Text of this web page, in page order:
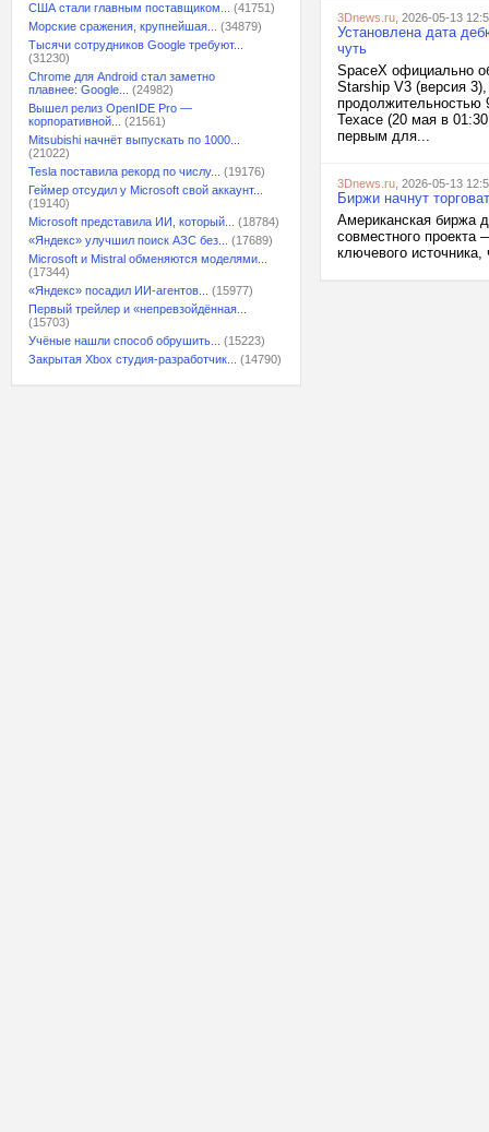
США стали главным поставщиком...
(41751)
Морские сражения, крупнейшая...
(34879)
Тысячи сотрудников Google требуют...
(31230)
Chrome для Android стал заметно
плавнее: Google...
(24982)
Вышел релиз OpenIDE Pro —
корпоративной...
(21561)
Mitsubishi начнёт выпускать по 1000...
(21022)
Tesla поставила рекорд по числу...
(19176)
Геймер отсудил у Microsoft свой аккаунт...
(19140)
Microsoft представила ИИ, который...
(18784)
«Яндекс» улучшил поиск АЗС без...
(17689)
Microsoft и Mistral обменяются моделями...
(17344)
«Яндекс» посадил ИИ-агентов...
(15977)
Первый трейлер и «непревзойдённая...
(15703)
Учёные нашли способ обрушить...
(15223)
Закрытая Xbox студия-разработчик...
(14790)
3Dnews.ru , 2026-05-13
Установлена дата
чуть
SpaceX официально
Starship V3 (версия
продолжительностью
Техасе (20 мая в
первым для...
3Dnews.ru , 2026-05-13
Биржи начнут
Американская биржа
совместного
ключевого